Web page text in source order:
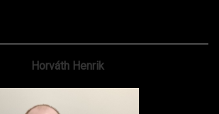
Horváth Henrik